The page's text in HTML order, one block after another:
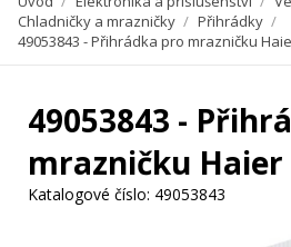
Chladničky a mrazničky / Přihrádky /
49053843 - Přihrádka pro mrazničku
49053843 -
mrazničku Haier
Katalogové číslo: 49053843